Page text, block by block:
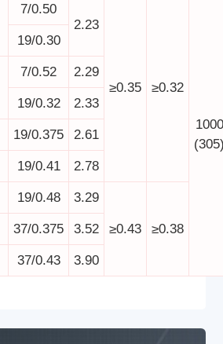
7/0.50
2.23
≥0.35 ≥0.32
1000
19/0.30
7/0.52 2.29
19/0.32 2.33
19/0.375 2.61
19/0.41 2.78
19/0.48 3.29
≥0.43 ≥0.38
37/0.375 3.52
37/0.43 3.90